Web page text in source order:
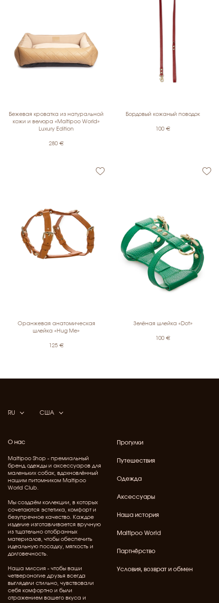
Бежевая кроватка из натуральной
кожи и велюра «Maltipoo World»
Luxury Edition
280 €
Бордовый кожаный поводок
100 €
Оранжевая анатомическая
шлейка «Hug Me»
125 €
Зелёная шлейка «Dot»
100 €
RU США
Прогулки
Путешествия
Одежда
Аксессуары
Наша история
Maltipoo World
Партнёрство
Условия, возврат и обмен
О нас
Maltipoo Shop - премиальный
бренд одежды и аксессуаров для
маленьких собак, вдохновлённый
нашим питомником Maltipoo
World Club.
Мы создаём коллекции, в которых
сочетаются эстетика, комфорт и
безупречное качество. Каждое
изделие изготавливается вручную
из тщательно отобранных
материалов, чтобы обеспечить
идеальную посадку, мягкость и
долговечность.
Наша миссия - чтобы ваши
четвероногие друзья всегда
выглядели стильно, чувствовали
себя комфортно и были
отражением вашего вкуса и